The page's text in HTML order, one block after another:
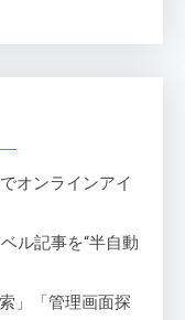
オンラインアイ
ル記事を“半自動
」「管理画面探